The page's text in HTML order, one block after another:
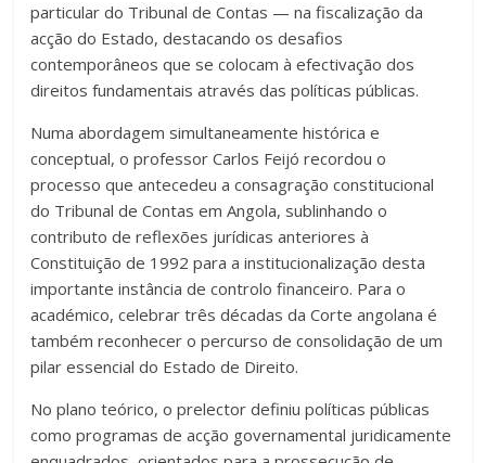
particular do Tribunal de Contas — na fiscalização da
acção do Estado, destacando os desafios
contemporâneos que se colocam à efectivação dos
direitos fundamentais através das políticas públicas.
Numa abordagem simultaneamente histórica e
conceptual, o professor Carlos Feijó recordou o
processo que antecedeu a consagração constitucional
do Tribunal de Contas em Angola, sublinhando o
contributo de reflexões jurídicas anteriores à
Constituição de 1992 para a institucionalização desta
importante instância de controlo financeiro. Para o
académico, celebrar três décadas da Corte angolana é
também reconhecer o percurso de consolidação de um
pilar essencial do Estado de Direito.
No plano teórico, o prelector definiu políticas públicas
como programas de acção governamental juridicamente